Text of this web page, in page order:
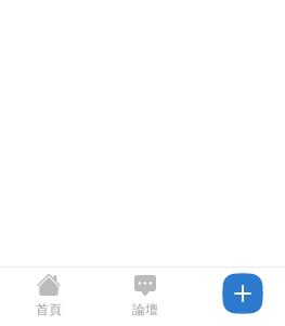
首頁 論壇